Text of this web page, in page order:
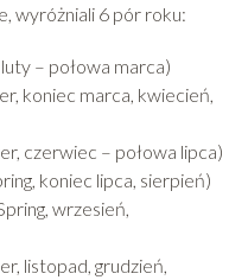
wyróżniali 6 pór roku:
– połowa marca)
koniec marca, kwiecień,
czerwiec – połowa lipca)
koniec lipca, sierpień)
wrzesień,
listopad, grudzień,